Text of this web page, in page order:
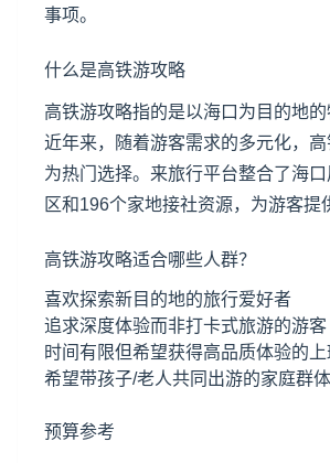
事项。
什么是高铁游攻略
高铁游攻略指的是以海口为目的地的
近年来，随着游客需求的多元化，
为热门选择。来旅行平台整合了海
区和196个家地接社资源，为游客提
高铁游攻略适合哪些人群？
喜欢探索新目的地的旅行爱好者
追求深度体验而非打卡式旅游的游客
时间有限但希望获得高品质体验的
希望带孩子/老人共同出游的家庭群体
预算参考